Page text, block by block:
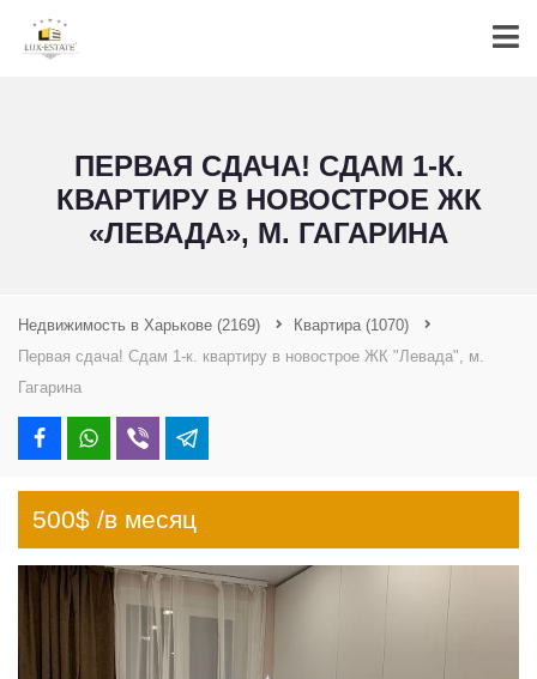
ПЕРВАЯ СДАЧА! СДАМ 1-К.
КВАРТИРУ В НОВОСТРОЕ ЖК
«ЛЕВАДА», М. ГАГАРИНА
Недвижимость в Харькове (2169) Квартира (1070)
Первая сдача! Сдам 1-к. квартиру в новострое ЖК "Левада", м.
Гагарина
500$ /в месяц